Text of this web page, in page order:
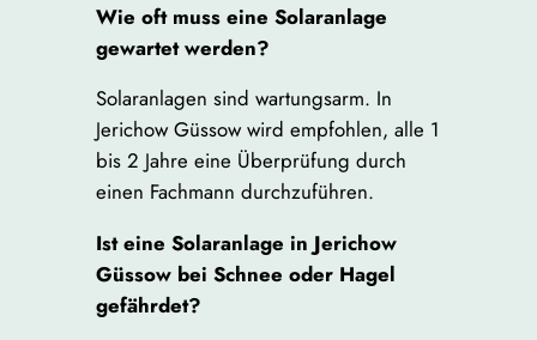
Wie oft muss eine Solaranlage
gewartet werden?
Solaranlagen sind wartungsarm. In
Jerichow Güssow wird empfohlen, alle 1
bis 2 Jahre eine Überprüfung durch
einen Fachmann durchzuführen.
Ist eine Solaranlage in Jerichow
Güssow bei Schnee oder Hagel
gefährdet?